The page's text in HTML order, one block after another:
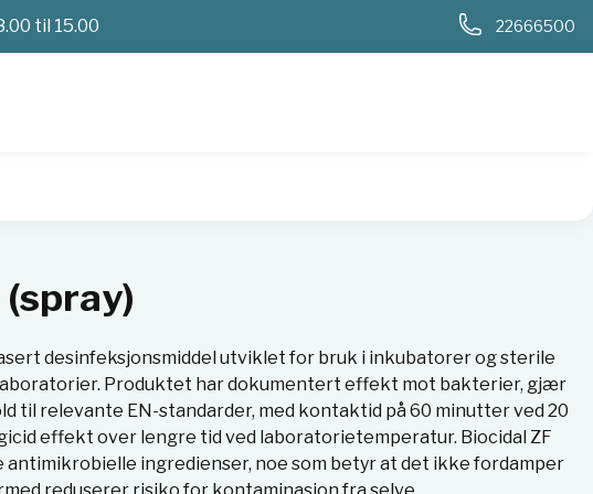
til 15.00 22666500
desinfeksjonsmiddel utviklet for bruk i inkubatorer og sterile
Produktet har dokumentert effekt mot bakterier, gjær
til relevante EN-standarder, med kontaktid på 60 minutter ved 20
effekt over lengre tid ved laboratorietemperatur. Biocidal ZF
ingredienser, noe som betyr at det ikke fordamper